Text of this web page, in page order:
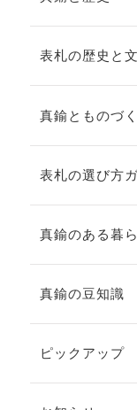
表札の歴史と
真鍮とものづ
表札の選び方
真鍮のある暮
真鍮の豆知識
ピックアップ